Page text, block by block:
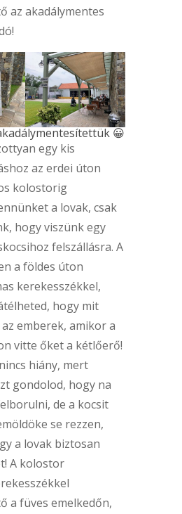
az akadálymentes
😀
egy kis
az erdei úton
kolostorig
a lovak, csak
hogy viszünk egy
felszállásra. A
a földes úton
kerekesszékkel,
hogy mit
emberek, amikor a
vitte őket a kétlőerő!
hiány, mert
gondolod, hogy na
de a kocsit
se rezzen,
a lovak biztosan
A kolostor
a füves emelkedőn,